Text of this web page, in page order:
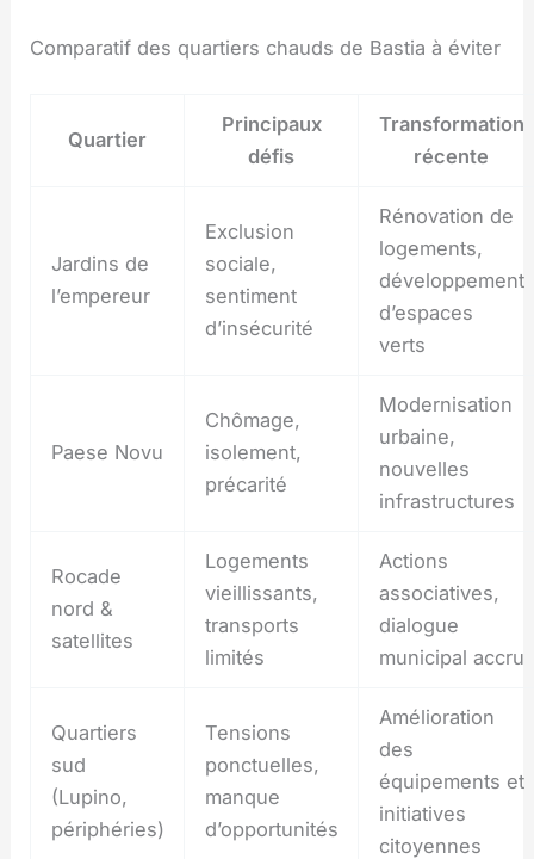
Comparatif des quartiers chauds de Bastia à éviter
Quartier
Principaux
défis
Transformation
récente
Jardins de
l’empereur
Exclusion
sociale,
sentiment
d’insécurité
Rénovation de
logements,
développement
d’espaces
verts
Paese Novu
Chômage,
isolement,
précarité
Modernisation
urbaine,
nouvelles
infrastructures
Rocade
nord &
satellites
Logements
vieillissants,
transports
limités
Actions
associatives,
dialogue
municipal accru
Quartiers
sud
(Lupino,
périphéries)
Tensions
ponctuelles,
manque
d’opportunités
Amélioration
des
équipements et
initiatives
citoyennes